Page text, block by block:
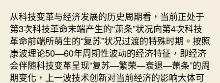
从科技变革与经济发展的历史周期看，当前正处于
第3次科技革命末端产生的“萧条”状况向第4次科技
革命前端所萌生的“复苏”状况过渡的特殊时期。按照
康波理论50—60年周期性波动的经济特征，即经济
会伴随科技变革呈现“复苏—繁荣—衰退—萧条”的周
期变化，上一波技术创新对当前经济的影响大体可